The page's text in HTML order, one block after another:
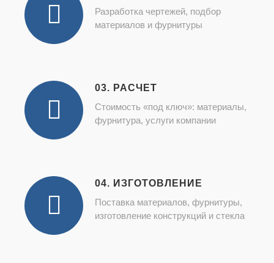
Разработка чертежей, подбор
материалов и фурнитуры
03. РАСЧЕТ
Стоимость «под ключ»: материалы,
фурнитура, услуги компании
04. ИЗГОТОВЛЕНИЕ
Поставка материалов, фурнитуры,
изготовление конструкций и стекла